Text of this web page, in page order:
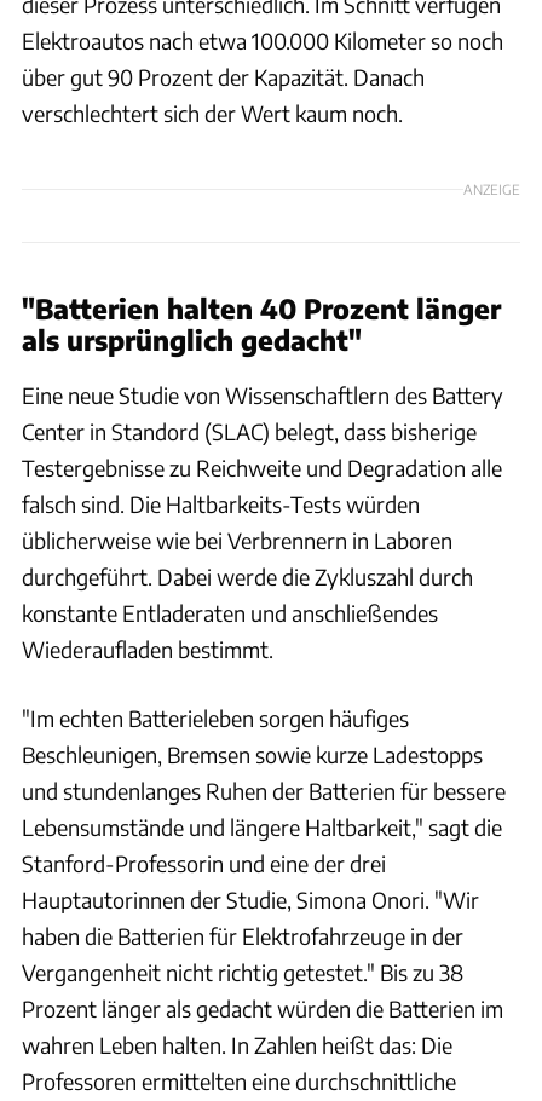
Elektroautos nach etwa 100.000 Kilometer so noch
über gut 90 Prozent der Kapazität. Danach
verschlechtert sich der Wert kaum noch.
ANZEIGE
"Batterien halten 40 Prozent länger
als ursprünglich gedacht"
Eine neue Studie von Wissenschaftlern des Battery
Center in Standord (SLAC) belegt, dass bisherige
Testergebnisse zu Reichweite und Degradation alle
falsch sind. Die Haltbarkeits-Tests würden
üblicherweise wie bei Verbrennern in Laboren
durchgeführt. Dabei werde die Zykluszahl durch
konstante Entladeraten und anschließendes
Wiederaufladen bestimmt.
"Im echten Batterieleben sorgen häufiges
Beschleunigen, Bremsen sowie kurze Ladestopps
und stundenlanges Ruhen der Batterien für bessere
Lebensumstände und längere Haltbarkeit," sagt die
Stanford-Professorin und eine der drei
Hauptautorinnen der Studie, Simona Onori. "Wir
haben die Batterien für Elektrofahrzeuge in der
Vergangenheit nicht richtig getestet." Bis zu 38
Prozent länger als gedacht würden die Batterien im
wahren Leben halten. In Zahlen heißt das: Die
Professoren ermittelten eine durchschnittliche